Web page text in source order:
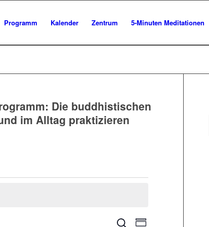
Programm Kalender Zentrum 5-Minuten Meditationen
Die buddhistischen
im Alltag praktizieren
SucheVeranstaltung